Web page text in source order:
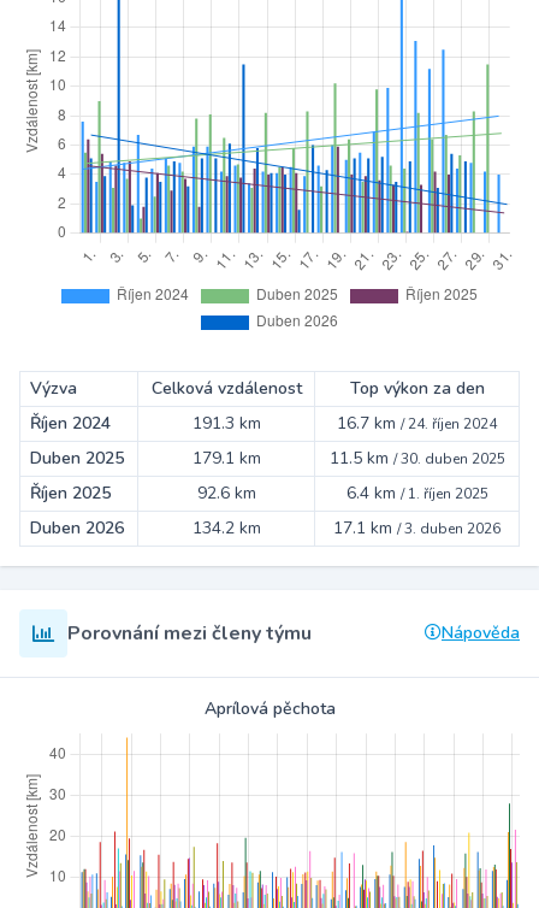
Výzva Celková vzdálenost
Top výkon za den
Říjen 2024
191.3 km 16.7 km /24. říjen 2024
Duben 2025 179.1 km 11.5 km /30. duben 2025
Říjen 2025 92.6 km 6.4 km /1. říjen 2025
Duben 2026 134.2 km 17.1 km /3. duben 2026
Porovnání mezi členy týmu Nápověda
Aprílová pěchota